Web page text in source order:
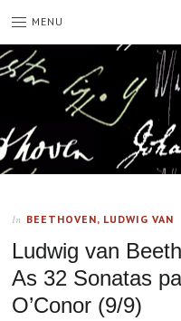
MENU
In BEETHOVEN, LUDWIG VAN
Ludwig van
As 32 Sonatas
O’Conor (9/9)